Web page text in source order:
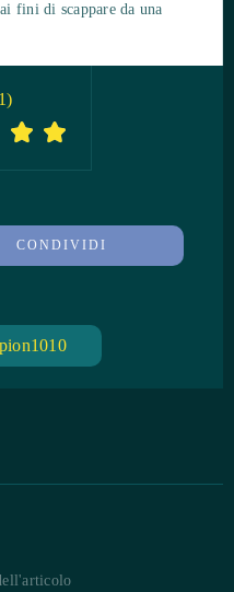
fini di scappare da una
CONDIVIDI
)